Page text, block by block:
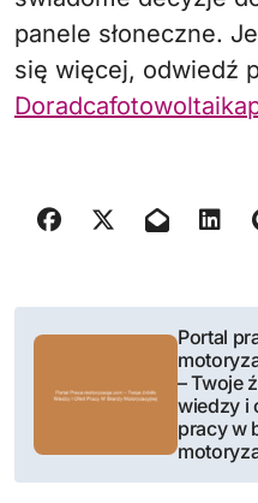
panele słoneczne.
się więcej, odwiedź
N
i
Portal
– Twoje
wiedzy i
pracy w